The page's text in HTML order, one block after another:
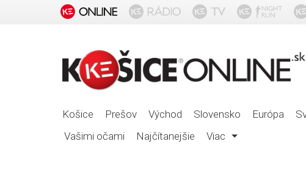
Košice Prešov Východ Slovensko Európa
Vašimi očami
Najčítanejšie Viac